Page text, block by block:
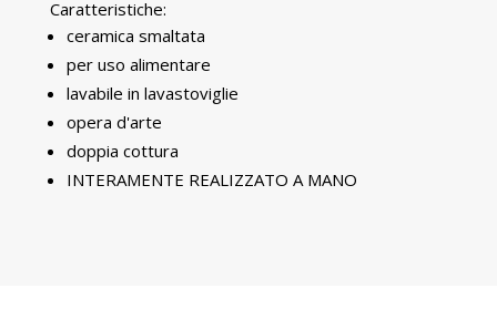
Caratteristiche:
ceramica smaltata
per uso alimentare
lavabile in lavastoviglie
opera d'arte
doppia cottura
INTERAMENTE REALIZZATO A MANO